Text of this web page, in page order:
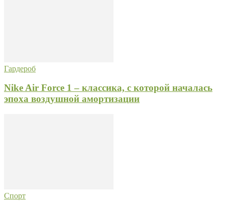
Гардероб
Nike Air Force 1 – классика, с которой началась
эпоха воздушной амортизации
Спорт